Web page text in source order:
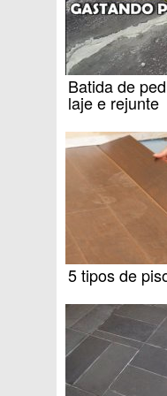
Batida de
laje e rejunte
5 tipos de